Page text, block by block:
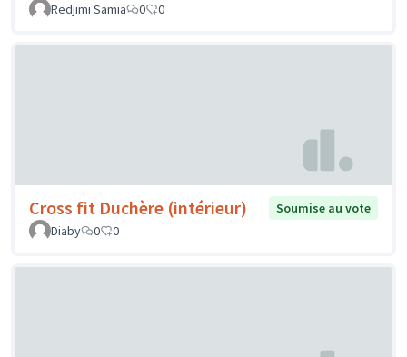
Redjimi Samia
0 0
Cross fit Duchère (intérieur)
Soumise au vote
Diaby
0 0